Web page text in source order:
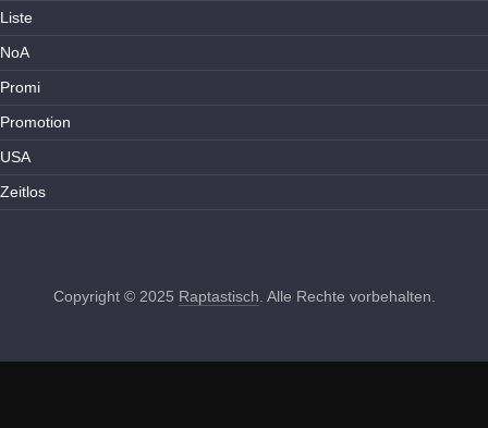
Liste
NoA
Promi
Promotion
USA
Zeitlos
Copyright © 2025 Raptastisch . Alle Rechte vorbehalten.